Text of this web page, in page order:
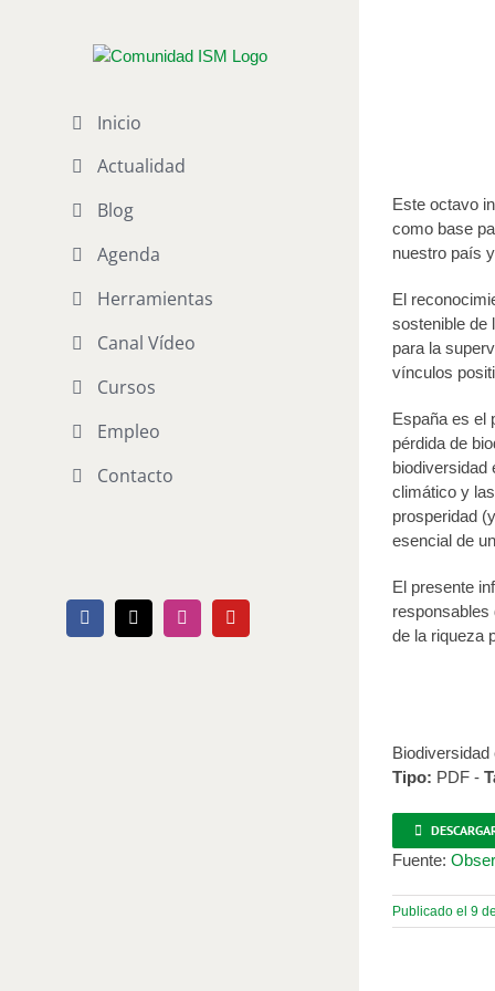
Inicio
Actualidad
Blog
Agenda
Herramientas
Canal Vídeo
Cursos
Empleo
Contacto
Facebook
X InstagramYouTube
Este octavo
como base
nuestro país
El
sostenible de
para la
vínculos
España es el
pérdida de
biodiversidad
climático y
prosperidad
esencial de
El presente
responsables
de la riqueza
Biodiversidad
Tipo: PDF -
Fuente:
Publicado el 9